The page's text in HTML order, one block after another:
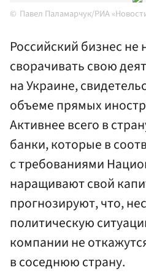
Павел Паламарчук/РИА
Российский бизнес не
сворачивать свою
на Украине,
объеме прямых
Активнее всего в
банки, которые в
с требованиями
наращивают свой
прогнозируют, что,
политическую
компании не
в соседнюю страну.